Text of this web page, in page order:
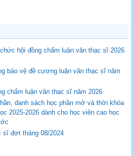
hội đồng chấm luận văn thạc sĩ 2026
bảo vệ đề cương luận văn thạc sĩ năm
chấm luận văn thạc sĩ năm 2026
danh sách học phần mở và thời khóa
2025-2026 dành cho học viên cao học
sĩ đợt tháng 08/2024